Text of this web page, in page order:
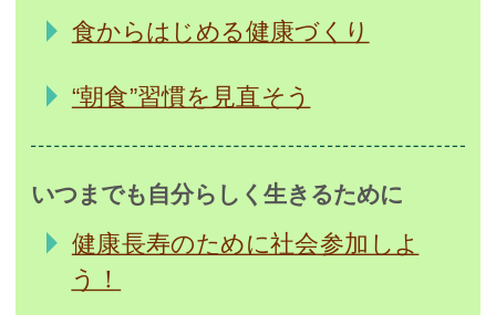
食からはじめる健康づくり
“朝食”習慣を見直そう
いつまでも自分らしく生きるために
健康長寿のために社会参加しよ
う！